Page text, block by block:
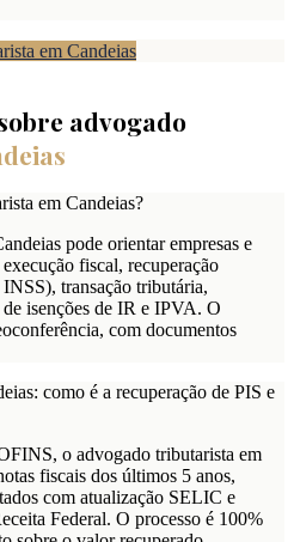
em Candeias
advogado
em Candeias?
pode orientar empresas e
fiscal, recuperação
transação tributária,
isenções de IR e IPVA. O
com documentos
como é a recuperação de PIS e
o advogado tributarista em
fiscais dos últimos 5 anos,
com atualização SELIC e
Federal. O processo é 100%